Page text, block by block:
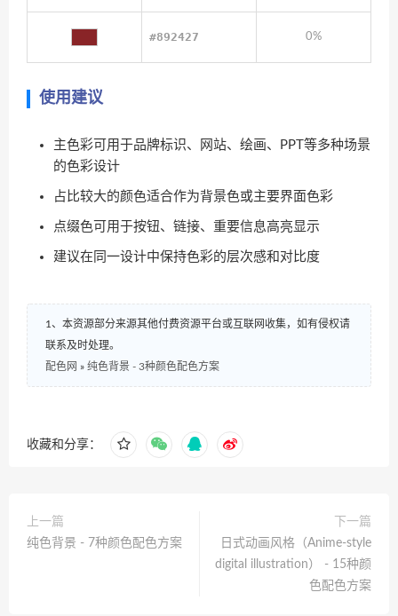
#892427 0%
使用建议
主色彩可用于品牌标识、网站、绘画、PPT等多种场景
的色彩设计
占比较大的颜色适合作为背景色或主要界面色彩
点缀色可用于按钮、链接、重要信息高亮显示
建议在同一设计中保持色彩的层次感和对比度
1、本资源部分来源其他付费资源平台或互联网收集，如有侵权请
联系及时处理。
配色网 » 纯色背景 - 3种颜色配色方案
收藏和分享：
上一篇
纯色背景 - 7种颜色配色方案
下一篇
日式动画风格（Anime-style
digital illustration） - 15种颜
色配色方案